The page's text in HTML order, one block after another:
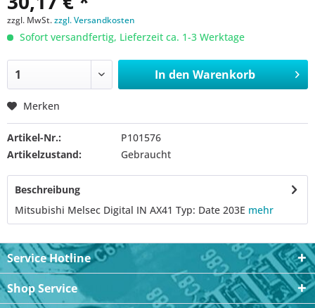
zzgl. MwSt.zzgl. Versandkosten
Sofort versandfertig, Lieferzeit ca. 1-3 Werktage
In den Warenkorb
Merken
Artikel-Nr.:
P101576
Artikelzustand:
Gebraucht
Beschreibung
Mitsubishi Melsec Digital IN AX41 Typ: Date 203E mehr
Service Hotline
Shop Service